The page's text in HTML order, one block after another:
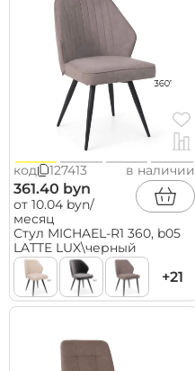
код 127413 в наличии
361.40 byn
от 10.04 byn/
месяц
Стул MICHAEL-R1 360, b05
LATTE LUX\черный
+21